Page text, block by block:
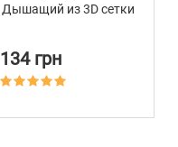
Дышащий из 3D сетки
134 грн